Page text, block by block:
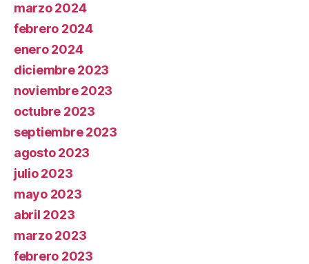
marzo 2024
febrero 2024
enero 2024
diciembre 2023
noviembre 2023
octubre 2023
septiembre 2023
agosto 2023
julio 2023
mayo 2023
abril 2023
marzo 2023
febrero 2023